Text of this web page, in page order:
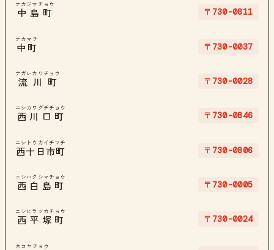
中島町
ナカジマチョウ
〒730-0811
中町
ナカマチ
〒730-0037
流川町
ナガレカワチョウ
〒730-0028
西川口町
ニシカワグチチョウ
〒730-0846
西十日市町
ニシトウカイチマチ
〒730-0806
西白島町
ニシハクシマチョウ
〒730-0005
西平塚町
ニシヒラツカチョウ
〒730-0024
ネコヤチョウ